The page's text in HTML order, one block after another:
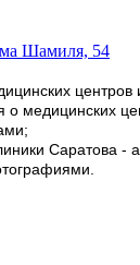
Шамиля, 54
центров
медицинских
Саратова -